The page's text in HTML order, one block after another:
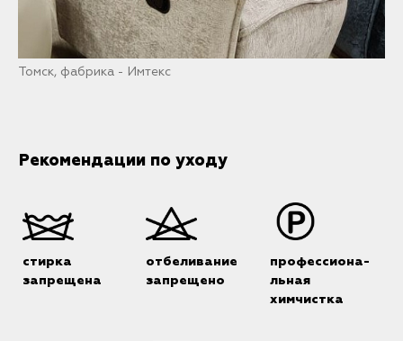
Томск, фабрика - Имтекс
Рекомендации по уходу
стирка
запрещена
отбеливание
запрещено
профессиона-
льная
химчистка